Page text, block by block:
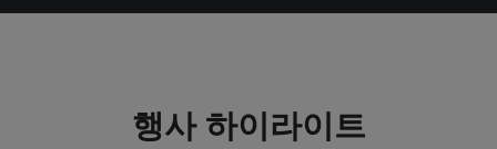
행사 하이라이트